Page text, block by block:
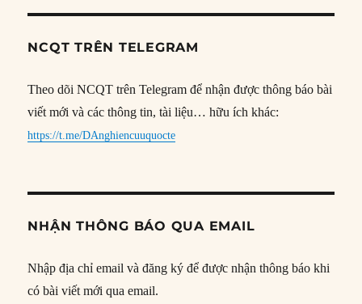
NCQT TRÊN TELEGRAM
Theo dõi NCQT trên Telegram để nhận được thông báo bài
viết mới và các thông tin, tài liệu… hữu ích khác:
https://t.me/DAnghiencuuquocte
NHẬN THÔNG BÁO QUA EMAIL
Nhập địa chỉ email và đăng ký để được nhận thông báo khi
có bài viết mới qua email.